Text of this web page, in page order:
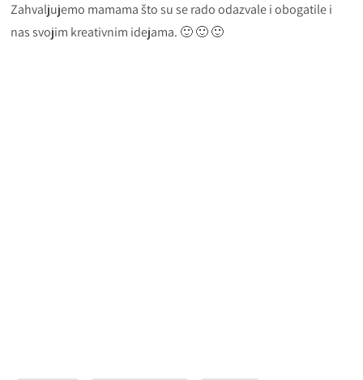
Zahvaljujemo mamama što su se rado odazvale i obogatile i
nas svojim kreativnim idejama. 🙂 🙂 🙂